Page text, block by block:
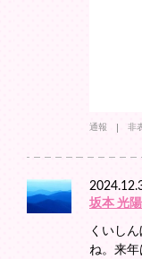
通報 非
坂本 光陽
くいし
ね。来年